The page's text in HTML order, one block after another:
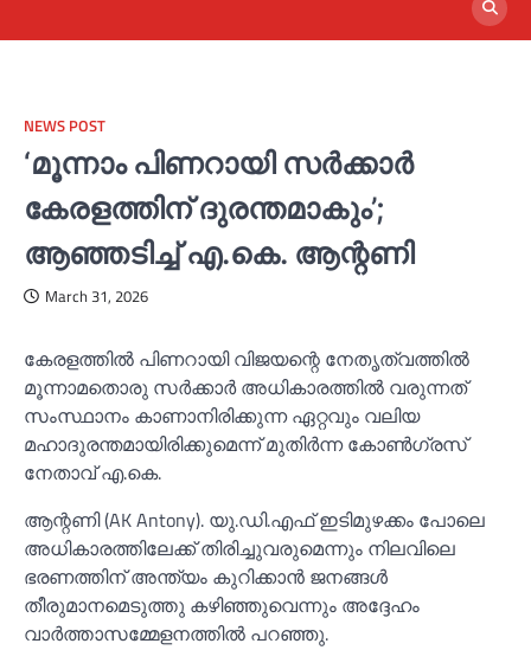
NEWS POST
‘മൂന്നാം പിണറായി സര്‍ക്കാര്‍
കേരളത്തിന് ദുരന്തമാകും’;
ആഞ്ഞടിച്ച്‌ എ.കെ. ആന്റണി
March 31, 2026
കേരളത്തില്‍ പിണറായി വിജയന്റെ നേതൃത്വത്തില്‍
മൂന്നാമതൊരു സർക്കാർ അധികാരത്തില്‍ വരുന്നത്
സംസ്ഥാനം കാണാനിരിക്കുന്ന ഏറ്റവും വലിയ
മഹാദുരന്തമായിരിക്കുമെന്ന് മുതിർന്ന കോണ്‍ഗ്രസ്
നേതാവ് എ.കെ.
ആന്റണി (AK Antony). യു.ഡി.എഫ് ഇടിമുഴക്കം പോലെ
അധികാരത്തിലേക്ക് തിരിച്ചുവരുമെന്നും നിലവിലെ
ഭരണത്തിന് അന്ത്യം കുറിക്കാൻ ജനങ്ങള്‍
തീരുമാനമെടുത്തു കഴിഞ്ഞുവെന്നും അദ്ദേഹം
വാർത്താസമ്മേളനത്തില്‍ പറഞ്ഞു.